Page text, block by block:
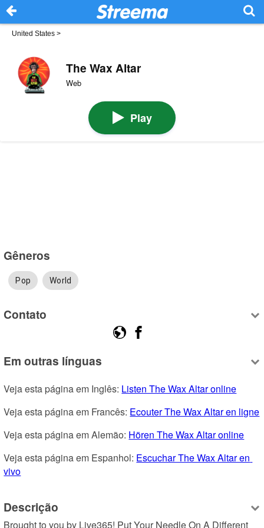
United States >
The Wax Altar
Web
Play
Gêneros
Pop World
Contato
Em outras línguas
Veja esta página em Inglês: Listen The Wax Altar online
Veja esta página em Francês: Ecouter The Wax Altar en ligne
Veja esta página em Alemão: Hören The Wax Altar online
Veja esta página em Espanhol: Escuchar The Wax Altar en
vivo
Descrição
Brought to you by Live365! Put Your Needle On A Different